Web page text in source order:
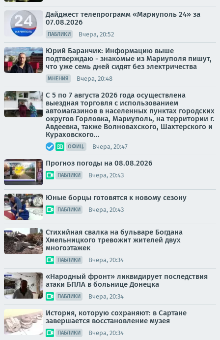
Дайджест телепрограмм «Мариуполь 24» за
07.08.2026
ПАБЛИКИ Вчера, 20:52
Юрий Баранчик: Информацию выше
подтверждаю - знакомые из Мариуполя пишут,
что уже семь дней сидят без электричества
МНЕНИЯ Вчера, 20:48
С 5 по 7 августа 2026 года осуществлена
выездная торговля с использованием
автомагазинов в населенных пунктах городских
округов Горловка, Мариуполь, на территории г.
Авдеевка, также Волновахского, Шахтерского и
Кураховского...
ОФИЦ. Вчера, 20:47
Прогноз погоды на 08.08.2026
ПАБЛИКИ Вчера, 20:43
Юные борцы готовятся к новому сезону
ПАБЛИКИ Вчера, 20:43
Стихийная свалка на бульваре Богдана
Хмельницкого тревожит жителей двух
многоэтажек
ПАБЛИКИ Вчера, 20:34
«Народный фронт» ликвидирует последствия
атаки БПЛА в больнице Донецка
ПАБЛИКИ Вчера, 20:34
История, которую сохраняют: в Сартане
завершается восстановление музея
ПАБЛИКИ Вчера, 20:34